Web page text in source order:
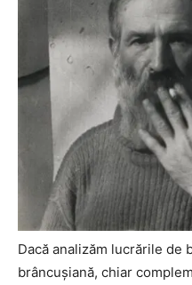
Dacă analizăm lucrările de
brâncuşiană, chiar